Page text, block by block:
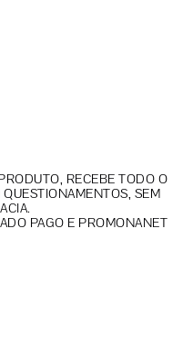
RECEBE TODO O
SEM
PAGO E PROMONANET